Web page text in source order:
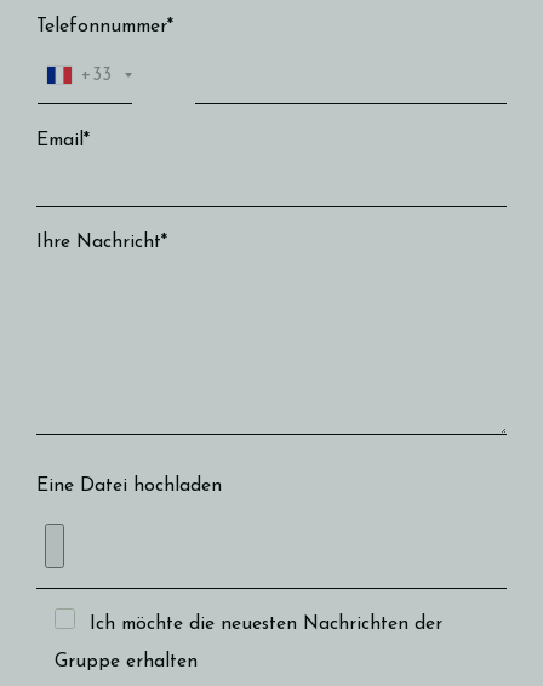
Telefonnummer*
+33
Email*
Ihre Nachricht*
Eine Datei hochladen
Ich möchte die neuesten Nachrichten der
Gruppe erhalten